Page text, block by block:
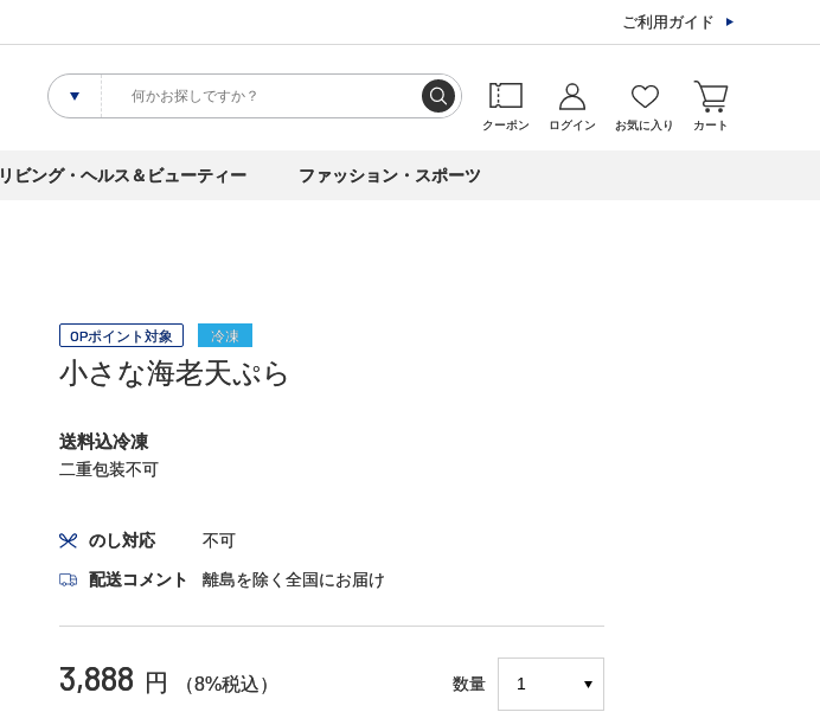
ご利用ガイド
クーポン ログイン お気に入り カート
リビング・ヘルス＆ビューティー ファッション・スポーツ
OPポイント対象 冷凍
小さな海老天ぷら
送料込冷凍
二重包装不可
のし対応 不可
配送コメント 離島を除く全国にお届け
3,888 円 （8%税込） 数量